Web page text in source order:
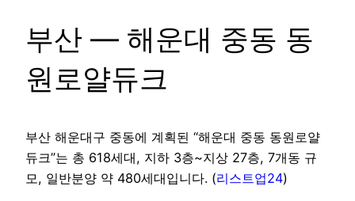
부산 — 해운대 중동 동
원로얄듀크
부산 해운대구 중동에 계획된 “해운대 중동 동원로얄
듀크”는 총 618세대, 지하 3층~지상 27층, 7개동 규
모, 일반분양 약 480세대입니다. (리스트업24)